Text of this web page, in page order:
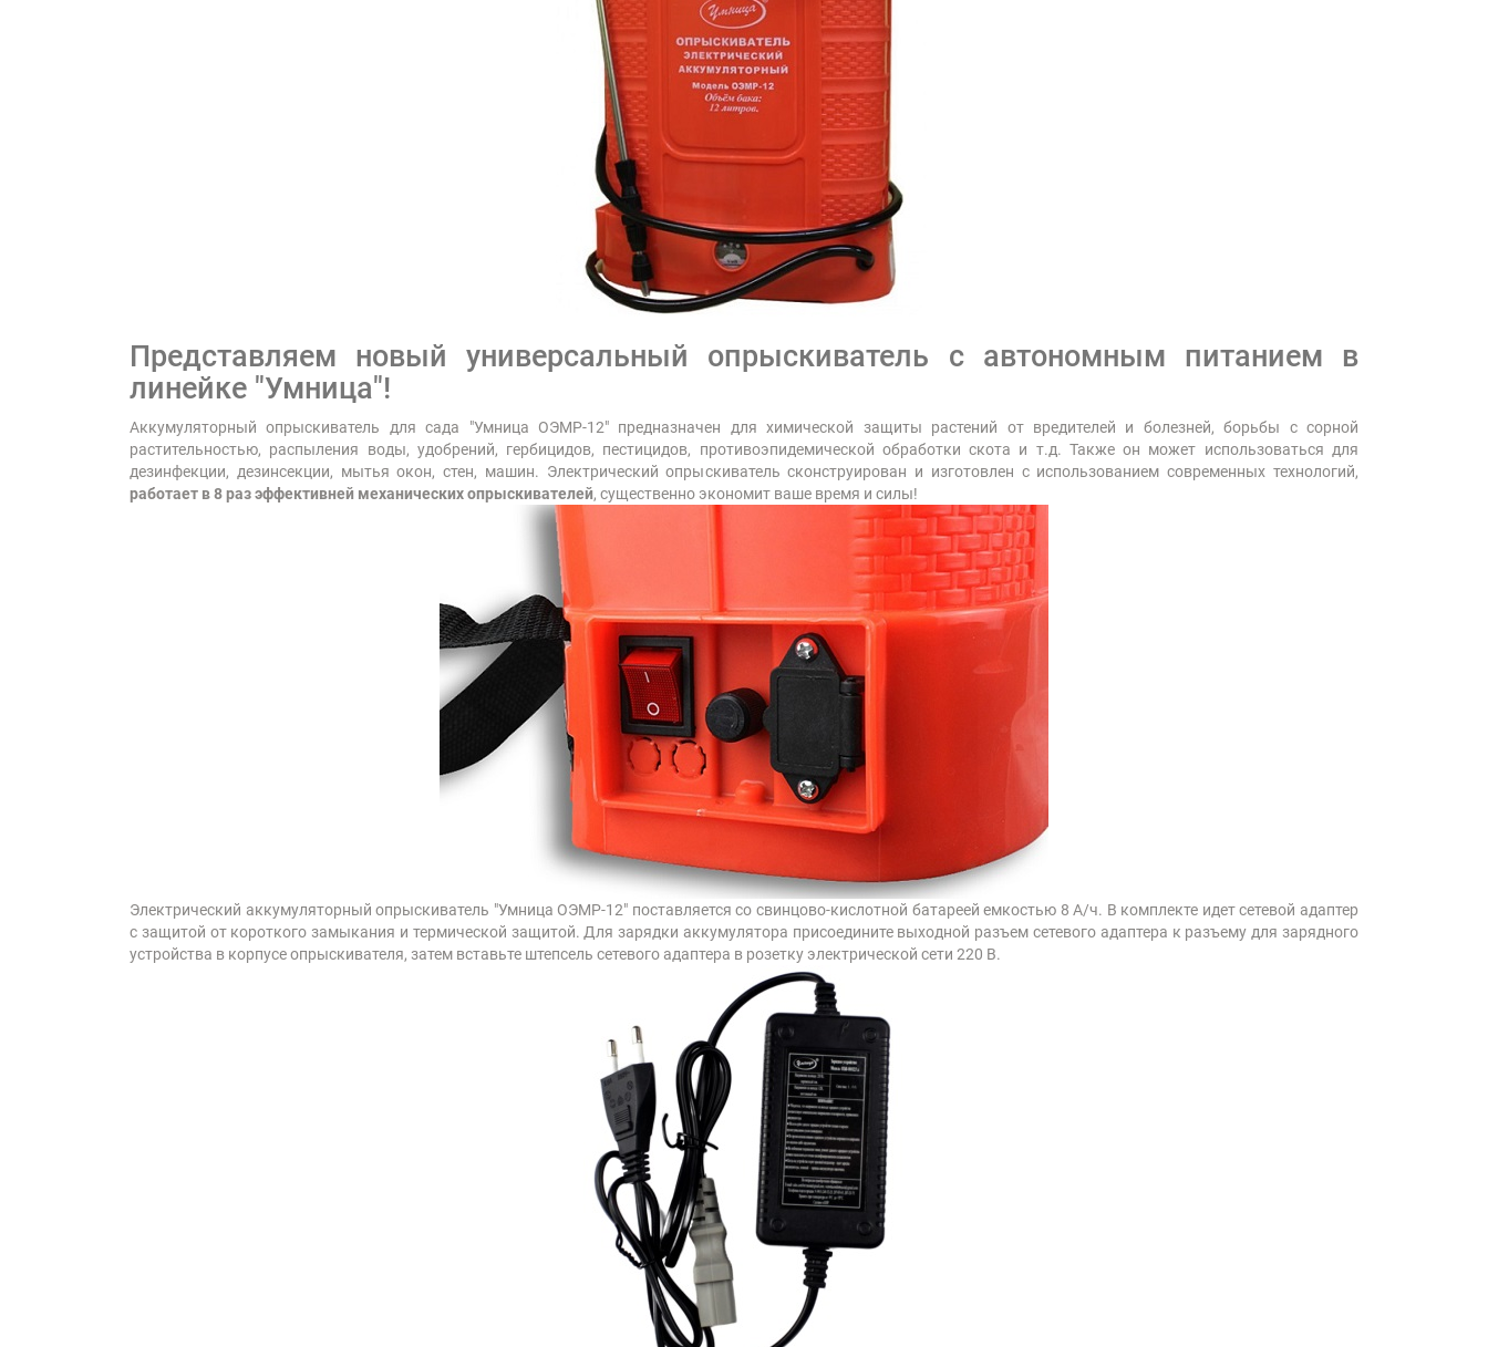
Представляем новый универсальный опрыскиватель с автономным питанием в
линейке "Умница"!
Аккумуляторный опрыскиватель для сада "Умница ОЭМР-12" предназначен для химической защиты растений от вредителей и болезней, борьбы с сорной
растительностью, распыления воды, удобрений, гербицидов, пестицидов, противоэпидемической обработки скота и т.д. Также он может использоваться для
дезинфекции, дезинсекции, мытья окон, стен, машин. Электрический опрыскиватель сконструирован и изготовлен с использованием современных технологий,
работает в 8 раз эффективней механических опрыскивателей, существенно экономит ваше время и силы!
Электрический аккумуляторный опрыскиватель "Умница ОЭМР-12" поставляется со свинцово-кислотной батареей емкостью 8 А/ч. В комплекте идет сетевой адаптер
с защитой от короткого замыкания и термической защитой. Для зарядки аккумулятора присоедините выходной разъем сетевого адаптера к разъему для зарядного
устройства в корпусе опрыскивателя, затем вставьте штепсель сетевого адаптера в розетку электрической сети 220 В.